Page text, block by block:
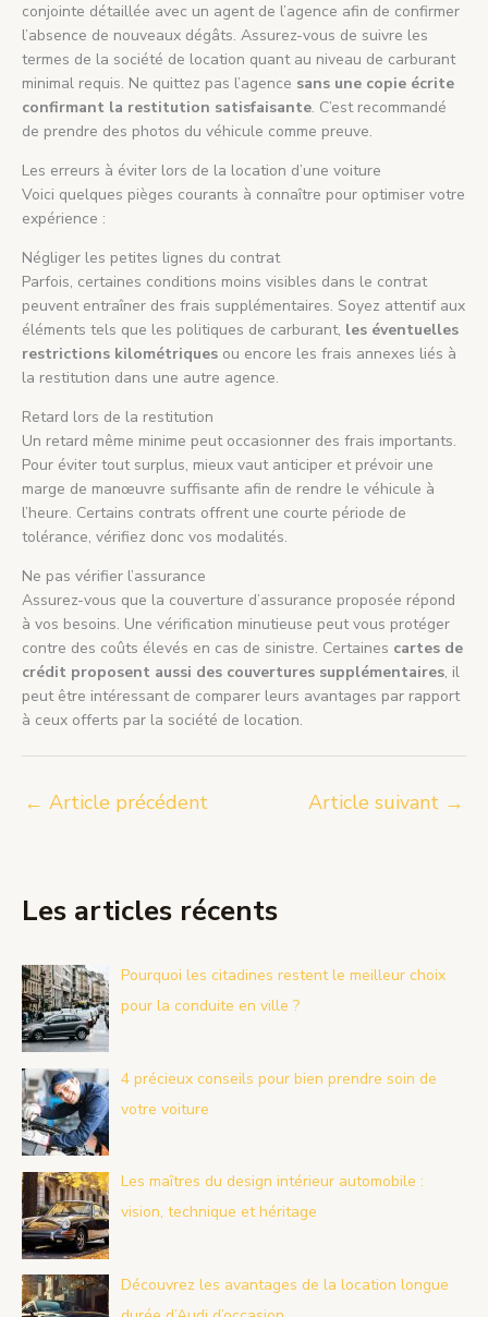
conjointe détaillée avec un agent de l’agence afin de confirmer
l’absence de nouveaux dégâts. Assurez-vous de suivre les
termes de la société de location quant au niveau de carburant
minimal requis. Ne quittez pas l’agence sans une copie écrite
confirmant la restitution satisfaisante. C’est recommandé
de prendre des photos du véhicule comme preuve.
Les erreurs à éviter lors de la location d’une voiture
Voici quelques pièges courants à connaître pour optimiser votre
expérience :
Négliger les petites lignes du contrat
Parfois, certaines conditions moins visibles dans le contrat
peuvent entraîner des frais supplémentaires. Soyez attentif aux
éléments tels que les politiques de carburant, les éventuelles
restrictions kilométriques ou encore les frais annexes liés à
la restitution dans une autre agence.
Retard lors de la restitution
Un retard même minime peut occasionner des frais importants.
Pour éviter tout surplus, mieux vaut anticiper et prévoir une
marge de manœuvre suffisante afin de rendre le véhicule à
l’heure. Certains contrats offrent une courte période de
tolérance, vérifiez donc vos modalités.
Ne pas vérifier l’assurance
Assurez-vous que la couverture d’assurance proposée répond
à vos besoins. Une vérification minutieuse peut vous protéger
contre des coûts élevés en cas de sinistre. Certaines cartes de
crédit proposent aussi des couvertures supplémentaires, il
peut être intéressant de comparer leurs avantages par rapport
à ceux offerts par la société de location.
← Article précédent Article suivant →
Les articles récents
Pourquoi les citadines restent le meilleur choix
pour la conduite en ville ?
4 précieux conseils pour bien prendre soin de
votre voiture
Les maîtres du design intérieur automobile :
vision, technique et héritage
Découvrez les avantages de la location longue